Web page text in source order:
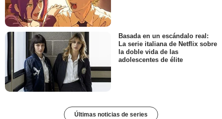
Basada en un escándalo real:
La serie italiana de Netflix sobre
la doble vida de las
adolescentes de élite
Últimas noticias de series